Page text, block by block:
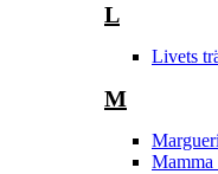
L
Livets
M
Mamma